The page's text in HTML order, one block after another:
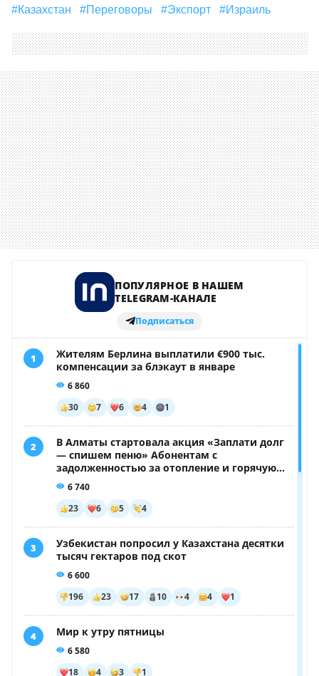
#Казахстан #Переговоры #экспорт #Израиль